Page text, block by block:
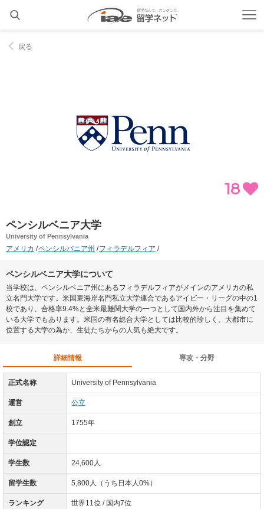
戻る
18
ペンシルベニア大学
University of Pennsylvania
アメリカ ペンシルバニア州 フィラデルフィア
ペンシルベニア大学について
当学校は、ペンシルベニア州にあるフィラデルフィアがメインのアメリカの私
立名門大学です。米国東海岸名門私立大学連合であるアイビー・リーグの中の1
校であり、合格率9.4%と全米最難関大学の一つとして国内外から注目を集めて
いる大学でもあります。米国の有名総合大学としては比較的珍しく、大都市に
位置する大学の為か、生徒たちからの人気も絶大です。
詳細情報 専攻・分野
正式名称 University of Pennsylvania
運営 公立
創立 1755年
学位認定
学生数 24,600人
留学生数 5,800人（うち日本人0%）
ランキング 世界11位 / 国内7位